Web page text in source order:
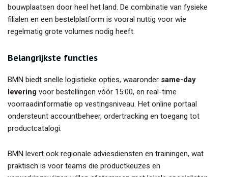
bouwplaatsen door heel het land. De combinatie van fysieke
filialen en een bestelplatform is vooral nuttig voor wie
regelmatig grote volumes nodig heeft.
Belangrijkste functies
BMN biedt snelle logistieke opties, waaronder same-day
levering voor bestellingen vóór 15:00, en real-time
voorraadinformatie op vestingsniveau. Het online portaal
ondersteunt accountbeheer, ordertracking en toegang tot
productcatalogi.
BMN levert ook regionale adviesdiensten en trainingen, wat
praktisch is voor teams die productkeuzes en